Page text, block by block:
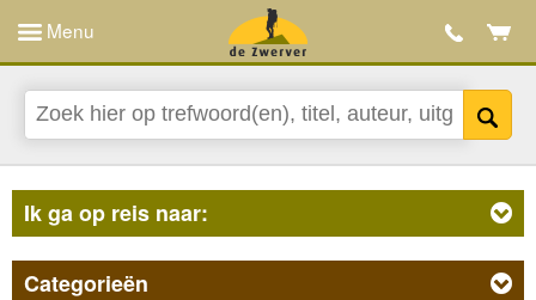
Menu
Ik ga op reis naar:
Categorieën